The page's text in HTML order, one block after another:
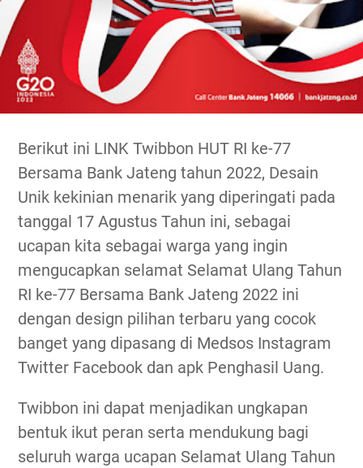
Berikut ini LINK Twibbon HUT RI ke-77
Bersama Bank Jateng tahun 2022, Desain
Unik kekinian menarik yang diperingati pada
tanggal 17 Agustus Tahun ini, sebagai
ucapan kita sebagai warga yang ingin
mengucapkan selamat Selamat Ulang Tahun
RI ke-77 Bersama Bank Jateng 2022 ini
dengan design pilihan terbaru yang cocok
banget yang dipasang di Medsos Instagram
Twitter Facebook dan apk Penghasil Uang.
Twibbon ini dapat menjadikan ungkapan
bentuk ikut peran serta mendukung bagi
seluruh warga ucapan Selamat Ulang Tahun